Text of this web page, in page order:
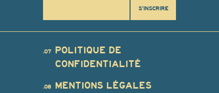
S'INSCRIRE
POLITIQUE DE
CONFIDENTIALITÉ
.07
MENTIONS LÉGALES
.08